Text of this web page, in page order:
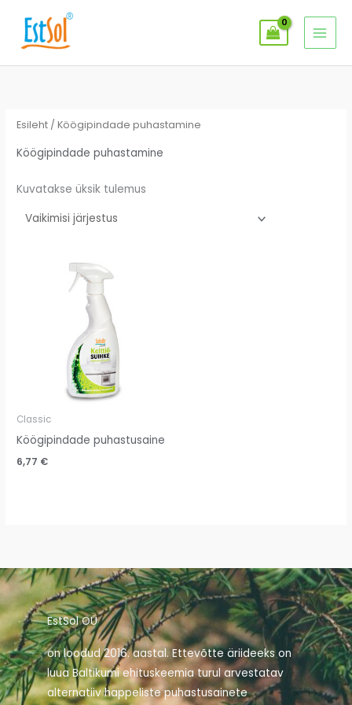
content
Esileht / Köögipindade puhastamine
Köögipindade puhastamine
Kuvatakse üksik tulemus
Classic
Köögipindade puhastusaine
6,77 €
EstSol OÜ
on loodud 2016. aastal. Ettevõtte äriideeks on
luua Baltikumi ehituskeemia turul arvestatav
alternatiiv happeliste puhastusainete